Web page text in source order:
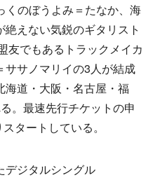
のぼうよみ＝たなか、海
えない気鋭のギタリスト
友でもあるトラックメイカ
ササノマリイの3人が結成
海道・大阪・名古屋・福
。最速先行チケットの申
タートしている。
ジタルシングル